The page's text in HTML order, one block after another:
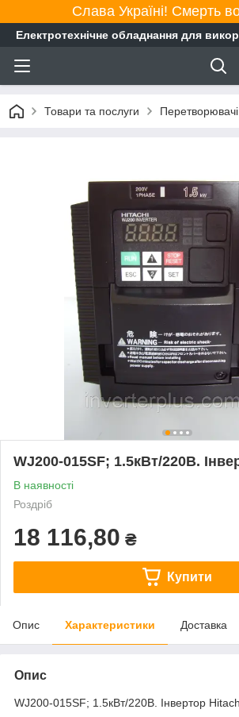
Слава Україні! Смерть
Електротехнічне обладнання для
Товари та послуги
WJ200-015SF; 1.5кВт/220В.
В наявності
Роздріб
18 116,80 ₴
Купити
Опис Характеристики Доставка
Опис
WJ200-015SF; 1.5кВт/220В. Інвертор